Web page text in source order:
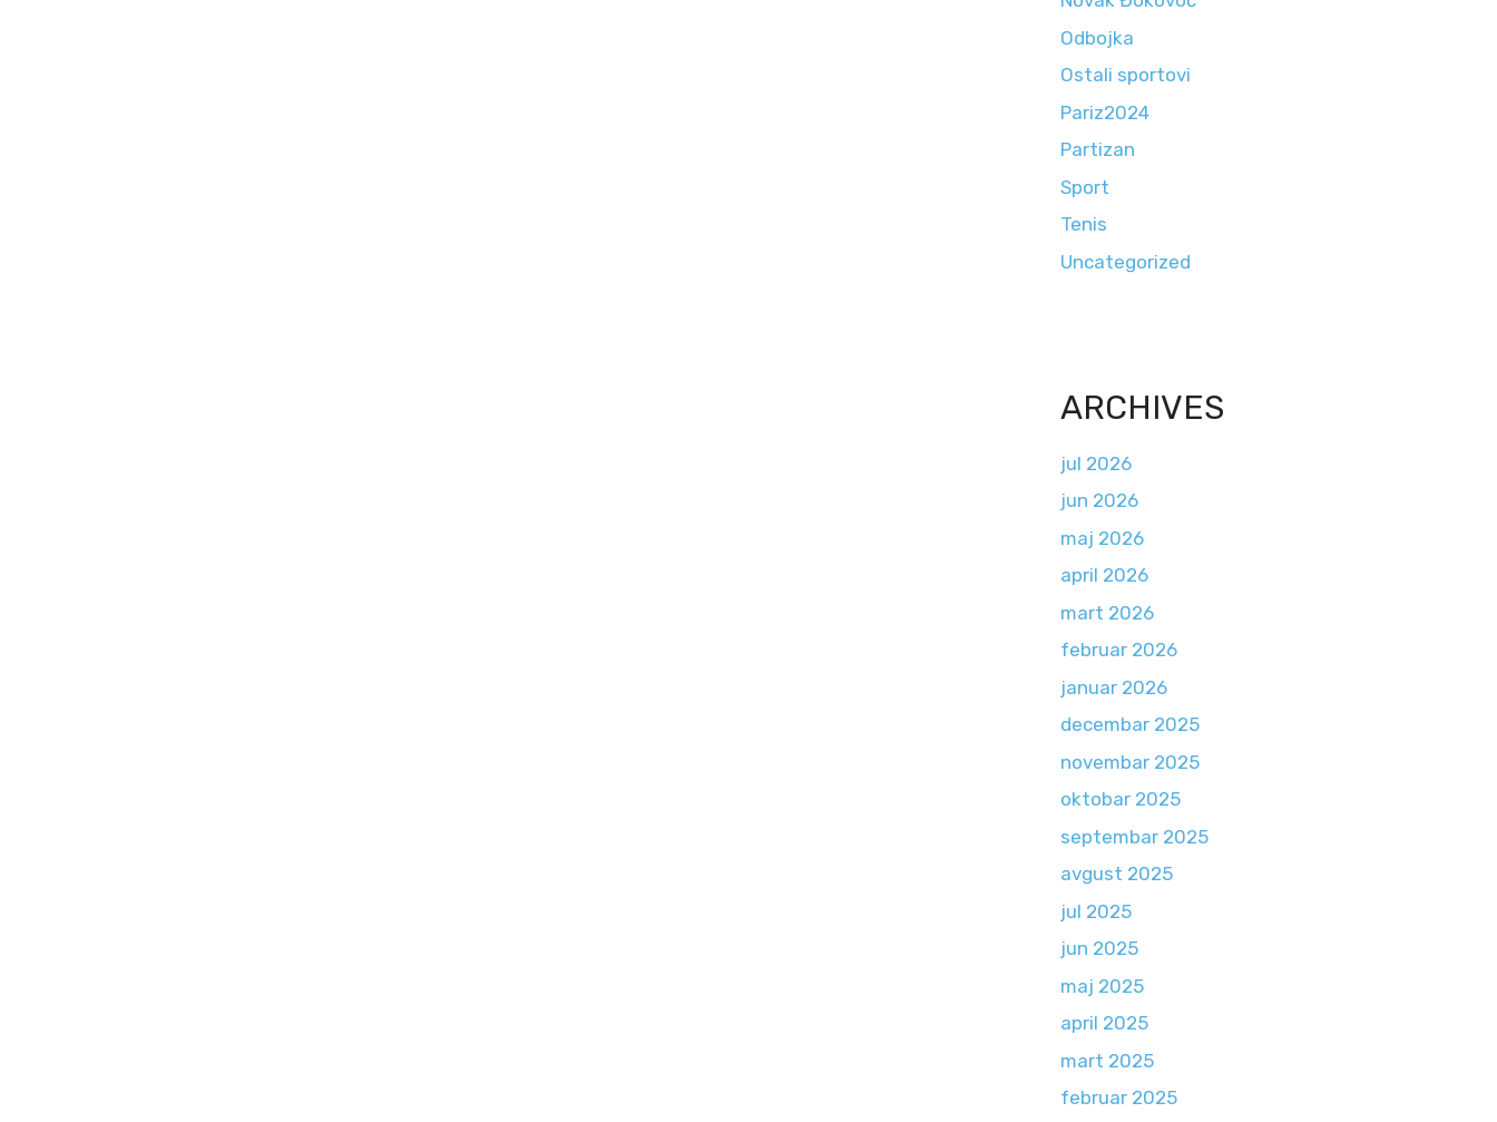
Odbojka
Ostali sportovi
Pariz2024
Partizan
Sport
Tenis
Uncategorized
ARCHIVES
jul 2026
jun 2026
maj 2026
april 2026
mart 2026
februar 2026
januar 2026
decembar 2025
novembar 2025
oktobar 2025
septembar 2025
avgust 2025
jul 2025
jun 2025
maj 2025
april 2025
mart 2025
februar 2025